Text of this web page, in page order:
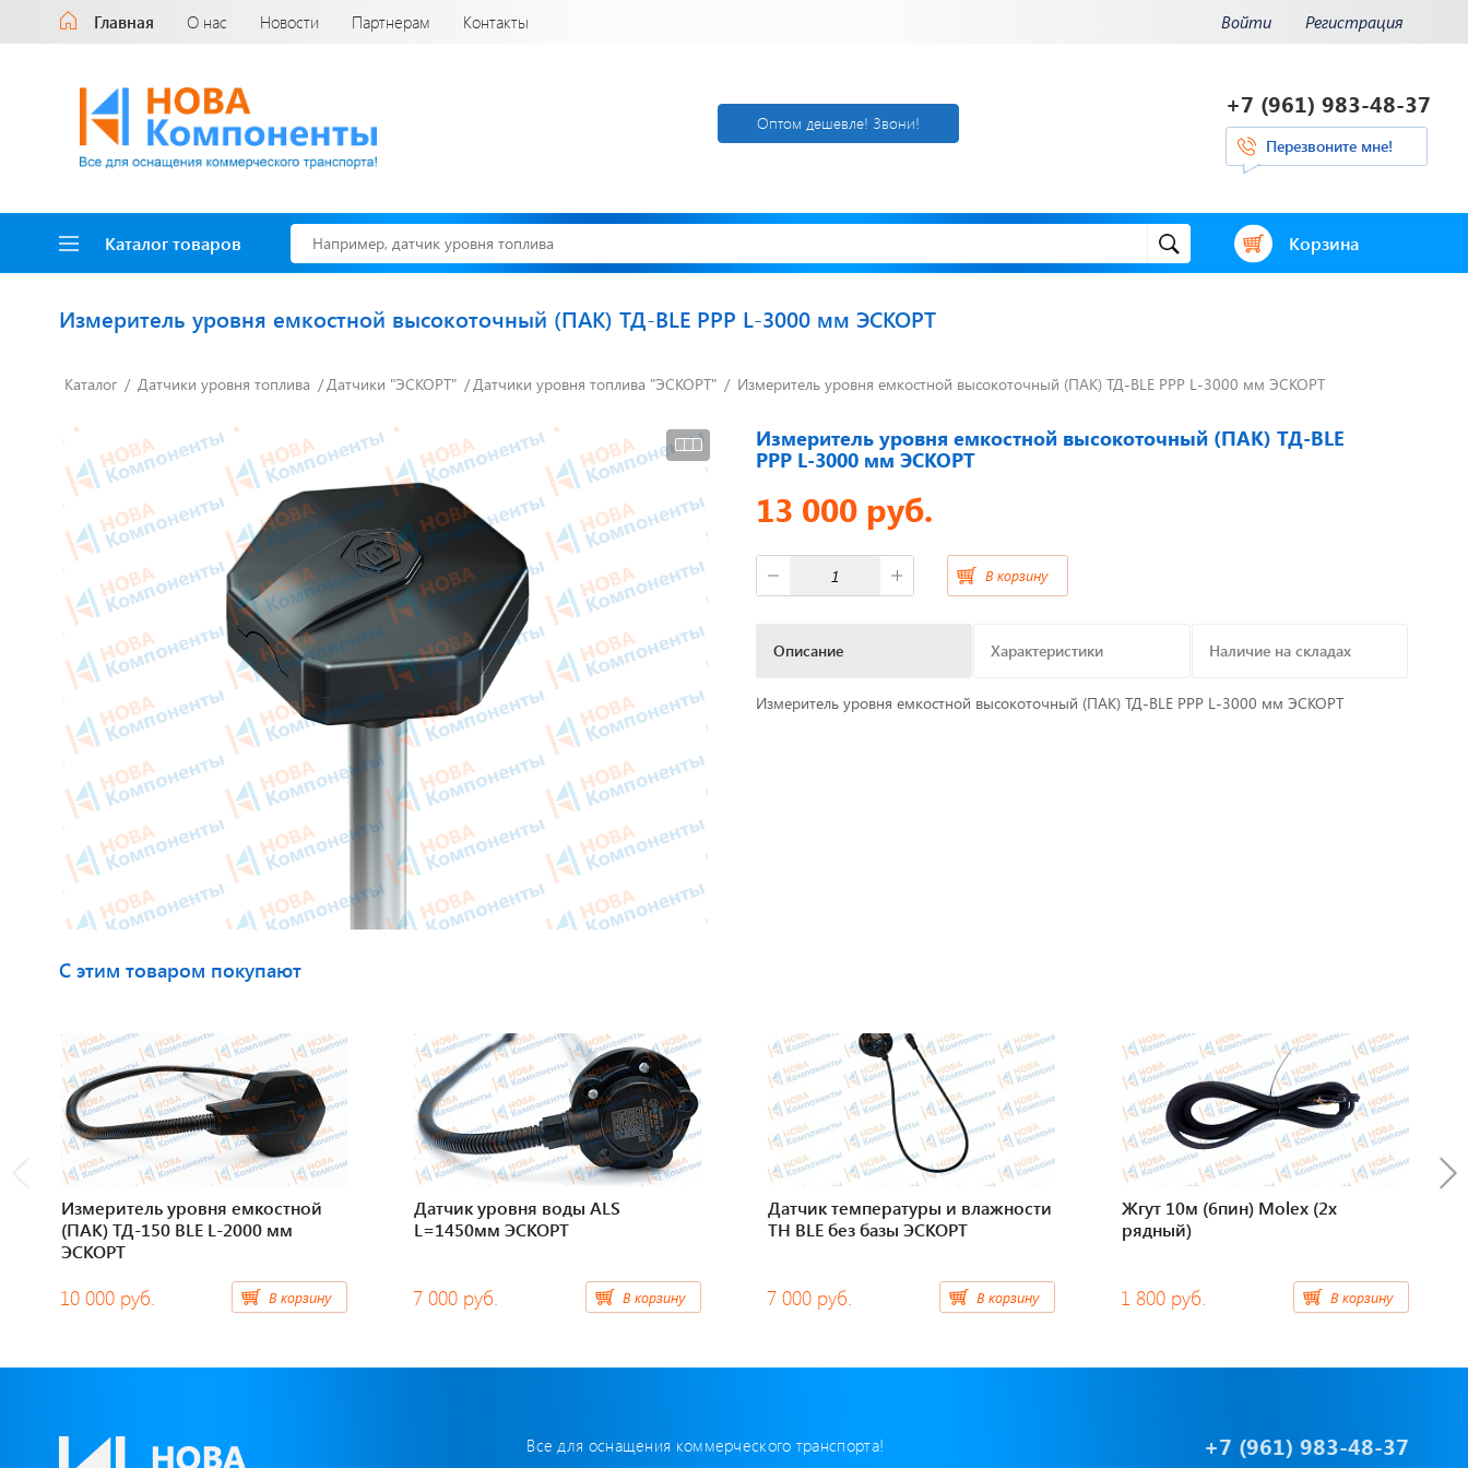
Главная О нас Новости Партнерам Контакты Войти Регистрация
Оптом дешевле! Звони!
+7 (961) 983-48-37
Перезвоните мне!
Каталог товаров Корзина
Доставка до двери
с нами выгодно
Открылся новый
Новгород
Акции. Скидки.
Узнать подробнее...
Отвечаем на
вопросы
Приборные панели
Распродажа
Видеонаблюдение на транспорте
GPS и ГЛОНАСС трекеры
Датчики уровня топлива
Блоки СКЗИ (НКМ)
Тахографы
Элементы питания
GPS/GSM Антенны
Автоклимат
Датчики скорости
Картриджи для принтеров
этикеток
Переходники, оси датчиков
Бумага для тахографа Изоляционные материалы,гофра
Весь каталог
Измеритель уровня емкостной высокоточный (ПАК) ТД-BLE PPP L-3000 мм ЭСКОРТ
Каталог Датчики уровня топлива Датчики "ЭСКОРТ" Датчики уровня топлива "ЭСКОРТ" Измеритель уровня емкостной высокоточный (ПАК) ТД-BLE PPP L-3000 мм ЭСКОРТ
Измеритель уровня емкостной высокоточный (ПАК) ТД-BLE
PPP L-3000 мм ЭСКОРТ
13 000 руб.
В корзину
Описание Характеристики Наличие на складах
Измеритель уровня емкостной высокоточный (ПАК) ТД-BLE PPP L-3000 мм ЭСКОРТ
С этим товаром покупают
Измеритель уровня емкостной
(ПАК) ТД-150 BLE L-2000 мм
ЭСКОРТ
10 000 руб. В корзину
Датчик уровня воды ALS
L=1450мм ЭСКОРТ
7 000 руб. В корзину
Датчик температуры и влажности
TH BLE без базы ЭСКОРТ
7 000 руб. В корзину
Жгут 10м (6пин) Molex (2х
рядный)
1 800 руб. В корзину
Все для оснащения коммерческого транспорта! +7 (961) 983-48-37